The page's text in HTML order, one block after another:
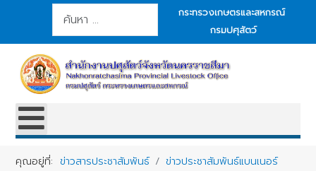
การค้นหา
กระทรวงเกษตรและสหกรณ์
กรมปศุสัตว์
คุณอยู่ที่:ข่าวสารประชาสัมพันธ์
ข่าวประชาสัมพันธ์แบนเนอร์